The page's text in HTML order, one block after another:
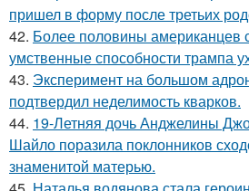
пришел в форму после третьих
42. Более половины американцев
умственные способности трампа
43. Эксперимент на большом
подтвердил неделимость кварков.
44. 19-Летняя дочь Анджелины
Шайло поразила поклонников
знаменитой матерью.